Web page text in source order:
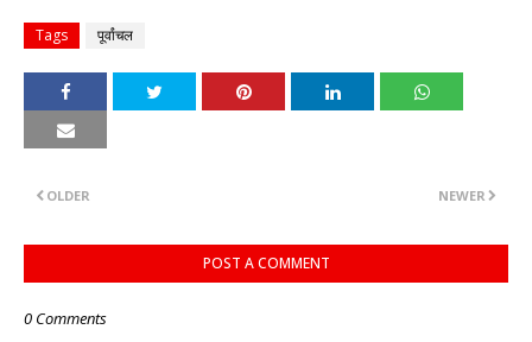
Tags पूर्वांचल
NEWER
OLDER
POST A COMMENT
0 Comments